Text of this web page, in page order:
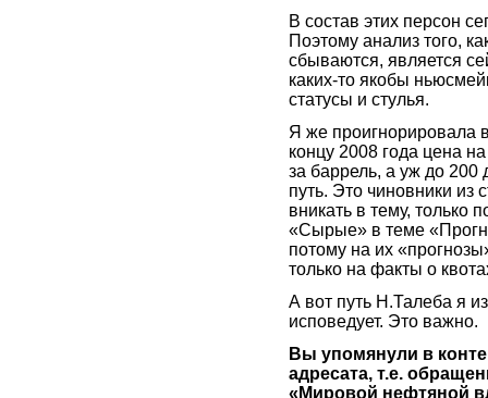
В состав этих персон
Поэтому анализ того,
сбываются, является
каких-то якобы
статусы и стулья.
Я же проигнорировала
концу 2008 года цена
за баррель, а уж до 200
путь. Это чиновники из
вникать в тему, только
«Сырые» в теме
потому на их
только на факты о
А вот путь Н.Талеба я
исповедует. Это важно.
Вы упомянули в
адресата, т.е.
«Мировой нефтяной